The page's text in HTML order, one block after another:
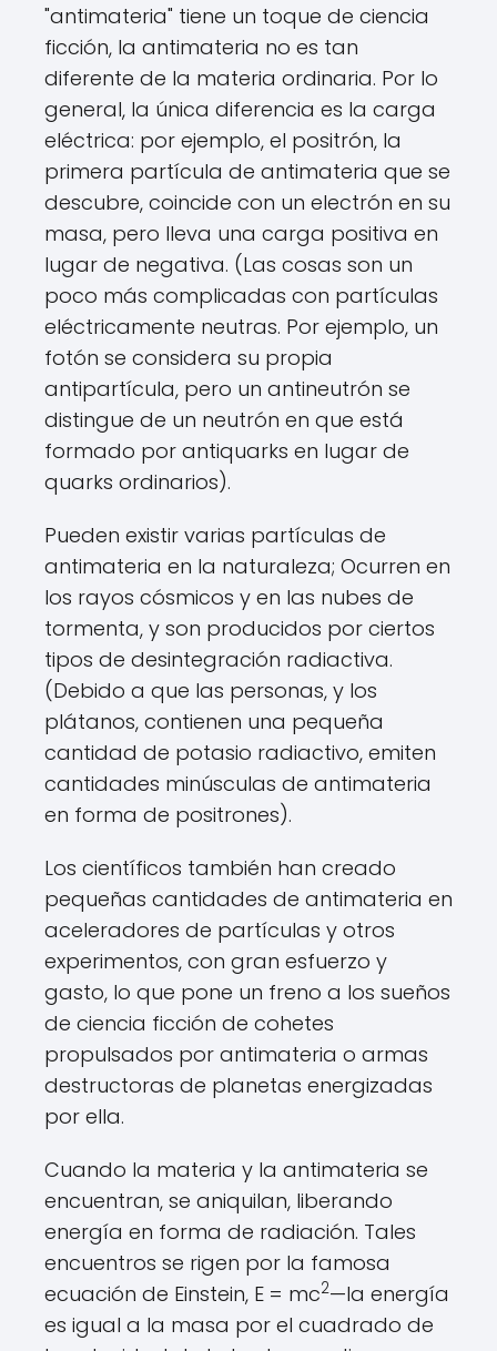
"antimateria" tiene un toque de ciencia
ficción, la antimateria no es tan
diferente de la materia ordinaria. Por lo
general, la única diferencia es la carga
eléctrica: por ejemplo, el positrón, la
primera partícula de antimateria que se
descubre, coincide con un electrón en su
masa, pero lleva una carga positiva en
lugar de negativa. (Las cosas son un
poco más complicadas con partículas
eléctricamente neutras. Por ejemplo, un
fotón se considera su propia
antipartícula, pero un antineutrón se
distingue de un neutrón en que está
formado por antiquarks en lugar de
quarks ordinarios).
Pueden existir varias partículas de
antimateria en la naturaleza; Ocurren en
los rayos cósmicos y en las nubes de
tormenta, y son producidos por ciertos
tipos de desintegración radiactiva.
(Debido a que las personas, y los
plátanos, contienen una pequeña
cantidad de potasio radiactivo, emiten
cantidades minúsculas de antimateria
en forma de positrones).
Los científicos también han creado
pequeñas cantidades de antimateria en
aceleradores de partículas y otros
experimentos, con gran esfuerzo y
gasto, lo que pone un freno a los sueños
de ciencia ficción de cohetes
propulsados por antimateria o armas
destructoras de planetas energizadas
por ella.
Cuando la materia y la antimateria se
encuentran, se aniquilan, liberando
energía en forma de radiación. Tales
encuentros se rigen por la famosa
ecuación de Einstein, E = mc2—la energía
es igual a la masa por el cuadrado de